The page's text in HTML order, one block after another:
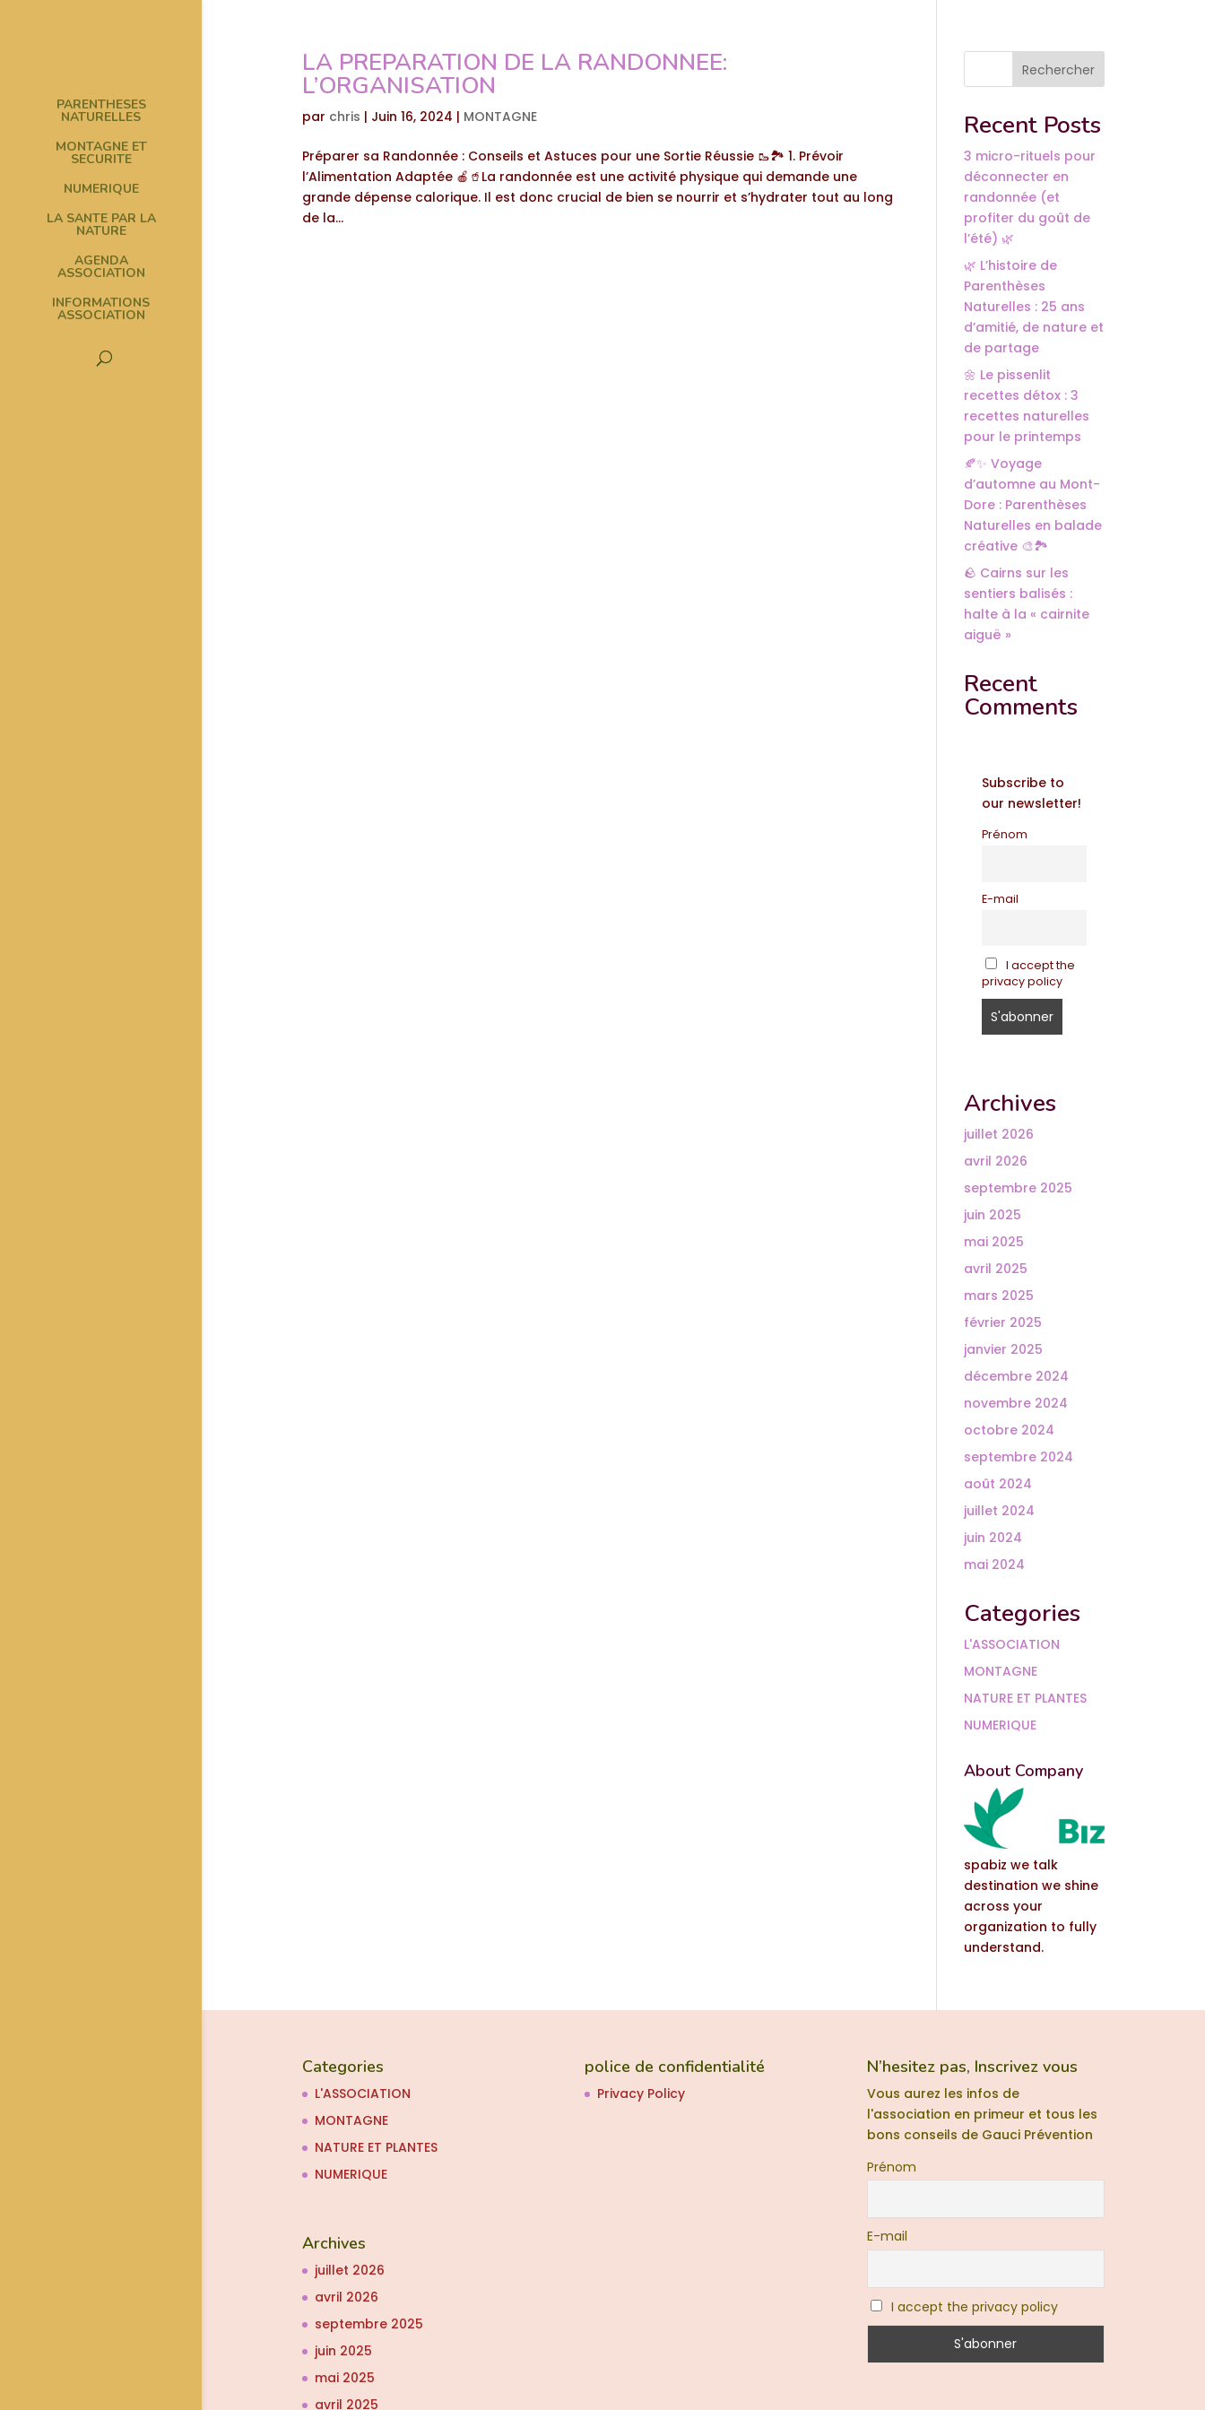
PARENTHESES
NATURELLES
MONTAGNE ET
SECURITE
NUMERIQUE
LA SANTE PAR LA
NATURE
AGENDA
ASSOCIATION
INFORMATIONS
ASSOCIATION
LA PREPARATION DE LA RANDONNEE:
L’ORGANISATION
par chris | Juin 16, 2024 | MONTAGNE
Préparer sa Randonnée : Conseils et Astuces pour une Sortie Réussie 🥾🏞️ 1. Prévoir
l’Alimentation Adaptée 🍎🥤La randonnée est une activité physique qui demande une
grande dépense calorique. Il est donc crucial de bien se nourrir et s’hydrater tout au long
de la...
Rechercher
Recent Posts
3 micro-rituels pour
déconnecter en
randonnée (et
profiter du goût de
l’été) 🌿
🌿 L’histoire de
Parenthèses
Naturelles : 25 ans
d’amitié, de nature et
de partage
🌼 Le pissenlit
recettes détox : 3
recettes naturelles
pour le printemps
🍂✨ Voyage
d’automne au Mont-
Dore : Parenthèses
Naturelles en balade
créative 🎨🏞️
🪨 Cairns sur les
sentiers balisés :
halte à la « cairnite
aiguë »
Recent
Comments
Subscribe to
our newsletter!
Prénom
E-mail
I accept the
privacy policy
Archives
juillet 2026
avril 2026
septembre 2025
juin 2025
mai 2025
avril 2025
mars 2025
février 2025
janvier 2025
décembre 2024
novembre 2024
octobre 2024
septembre 2024
août 2024
juillet 2024
juin 2024
mai 2024
Categories
L'ASSOCIATION
MONTAGNE
NATURE ET PLANTES
NUMERIQUE
About Company
spabiz we talk
destination we shine
across your
organization to fully
understand.
Categories
L'ASSOCIATION
MONTAGNE
NATURE ET PLANTES
NUMERIQUE
Archives
juillet 2026
avril 2026
septembre 2025
juin 2025
mai 2025
avril 2025
police de confidentialité
Privacy Policy
N’hesitez pas, Inscrivez vous
Vous aurez les infos de
l'association en primeur et tous les
bons conseils de Gauci Prévention
Prénom
E-mail
I accept the privacy policy